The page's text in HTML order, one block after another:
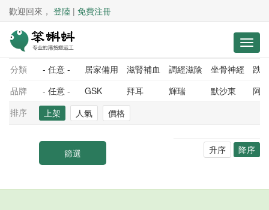
歡迎回來， 登陸 | 免費注冊
分類 - 任意 - 居家備用 滋腎補血 調經滋陰 坐骨神經
跌
品牌
- 任意 - GSK 拜耳 輝瑞 默沙東
阿
排序
上架 人氣 價格
升序 降序